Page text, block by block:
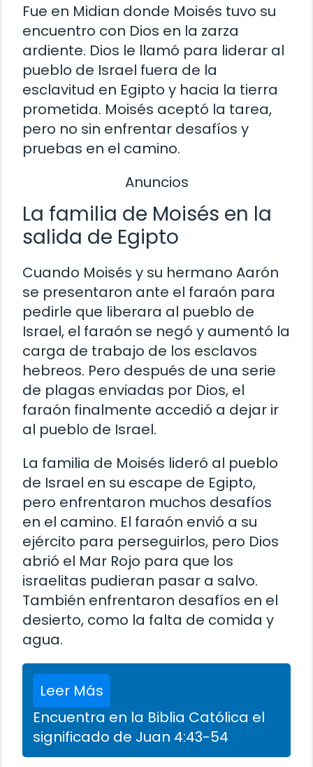
Fue en Midian donde Moisés tuvo su
encuentro con Dios en la zarza
ardiente. Dios le llamó para liderar al
pueblo de Israel fuera de la
esclavitud en Egipto y hacia la tierra
prometida. Moisés aceptó la tarea,
pero no sin enfrentar desafíos y
pruebas en el camino.
Anuncios
La familia de Moisés en la
salida de Egipto
Cuando Moisés y su hermano Aarón
se presentaron ante el faraón para
pedirle que liberara al pueblo de
Israel, el faraón se negó y aumentó la
carga de trabajo de los esclavos
hebreos. Pero después de una serie
de plagas enviadas por Dios, el
faraón finalmente accedió a dejar ir
al pueblo de Israel.
La familia de Moisés lideró al pueblo
de Israel en su escape de Egipto,
pero enfrentaron muchos desafíos
en el camino. El faraón envió a su
ejército para perseguirlos, pero Dios
abrió el Mar Rojo para que los
israelitas pudieran pasar a salvo.
También enfrentaron desafíos en el
desierto, como la falta de comida y
agua.
Leer Más
Encuentra en la Biblia Católica el
significado de Juan 4:43-54